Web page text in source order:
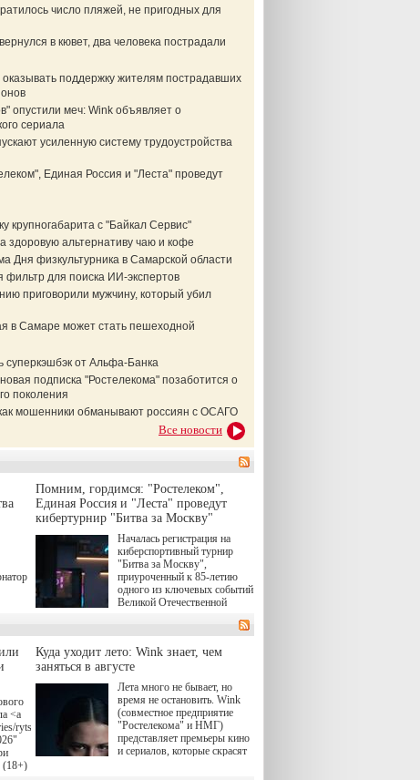
число пляжей, не пригодных для
в кювет, два человека пострадали
поддержку жителям пострадавших
опустили меч: Wink объявляет о
сериала
усиленную систему трудоустройства
Единая Россия и "Леста" проведут
крупногабарита с "Байкал Сервис"
здоровую альтернативу чаю и кофе
Дня физкультурника в Самарской области
фильтр для поиска ИИ-экспертов
приговорили мужчину, который убил
в Самаре может стать пешеходной
суперкэшбэк от Альфа-Банка
подписка "Ростелекома" позаботится о
поколения
мошенники обманывают россиян с ОСАГО
Все новости
Помним, гордимся: "Ростелеком",
Единая Россия и "Леста" проведут
кибертурнир "Битва за Москву"
Началась регистрация на
киберспортивный турнир
"Битва за Москву",
приуроченный к 85-летию
одного из ключевых событий
Великой Отечественной
соревнования по онлайн-игре
"Ростелеком", партия
"Единая Россия", игровая
Победы.
<a
rytsari-
(18+)
Куда уходит лето: Wink знает, чем
заняться в августе
Лета много не бывает, но
время не остановить. Wink
(совместное предприятие
"Ростелекома" и НМГ)
представляет премьеры кино
и сериалов, которые скрасят